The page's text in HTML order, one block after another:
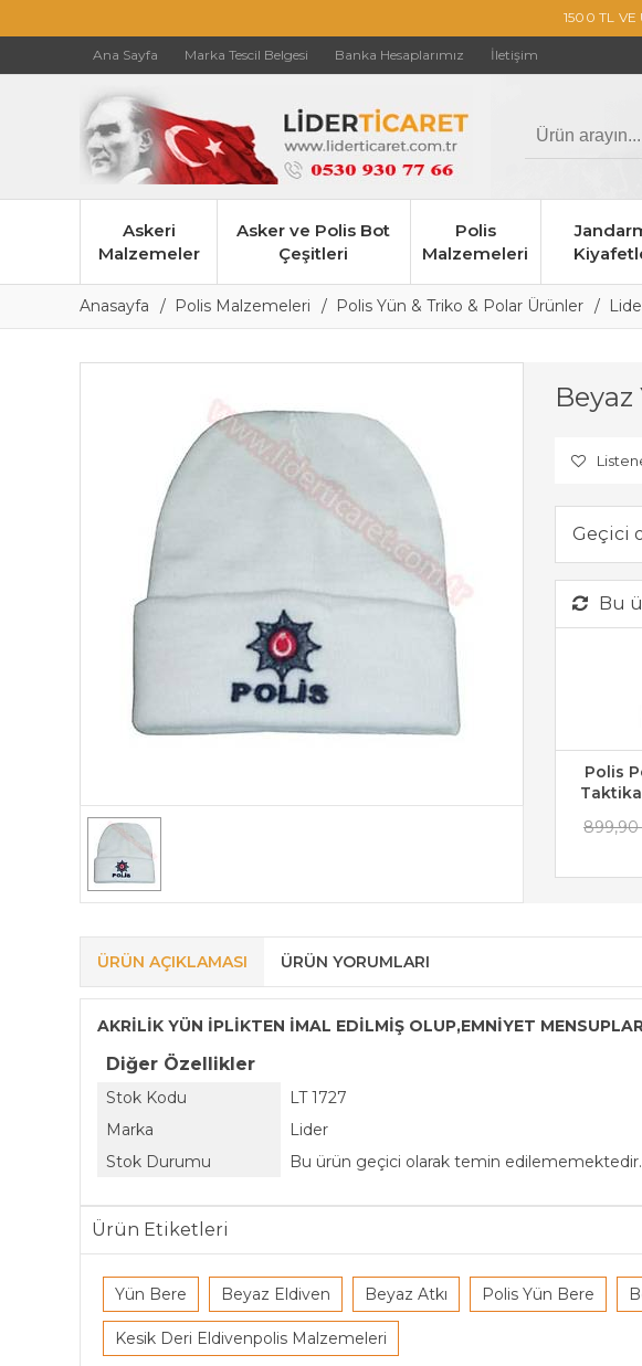
1500 TL VE
Ana Sayfa Marka Tescil Belgesi Banka Hesaplarımız İletişim
Askeri
Malzemeler
Asker ve Polis Bot
Çeşitleri
Polis
Malzemeleri
Anasayfa Polis Malzemeleri Polis Yün & Triko & Polar Ürünler
Beyaz
Geçici
Bu
Polis
899,90
ÜRÜN AÇIKLAMASI ÜRÜN YORUMLARI
AKRİLİK YÜN İPLİKTEN İMAL EDİLMİŞ OLUP,EMNİYET
Diğer Özellikler
Stok Kodu
LT 1727
Marka
Lider
Stok Durumu
Bu ürün geçici olarak temin edilememektedir.
Ürün Etiketleri
Yün Bere Beyaz Eldiven Beyaz Atkı Polis Yün Bere
Kesik Deri Eldivenpolis Malzemeleri